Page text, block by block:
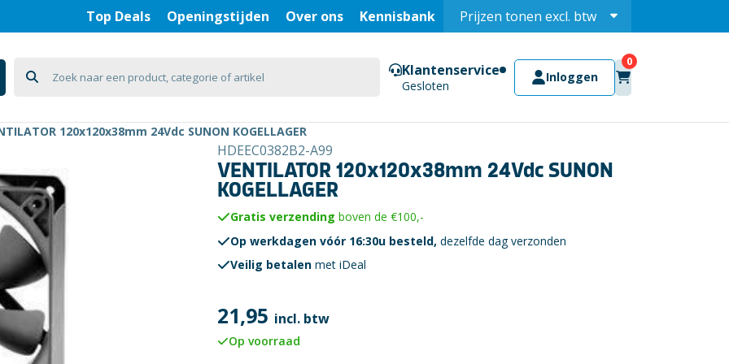
Top Deals Openingstijden Over ons Kennisbank Prijzen tonen excl. btw
Klantenservice
Gesloten
Inloggen
120x120x38mm 24Vdc SUNON KOGELLAGER
HDEEC0382B2-A99
VENTILATOR 120x120x38mm 24Vdc SUNON
KOGELLAGER
Gratis verzending boven de €100,-
Op werkdagen vóór 16:30u besteld, dezelfde dag verzonden
Veilig betalenmet iDeal
21,95 incl. btw
Op voorraad